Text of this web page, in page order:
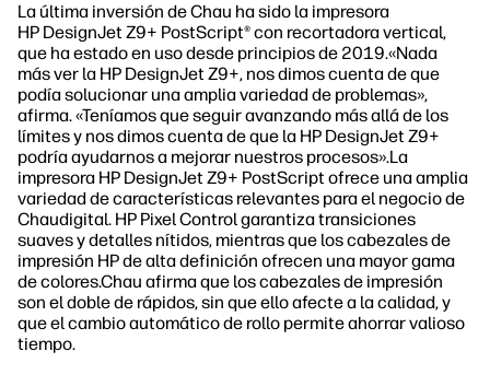
La última inversión de Chau ha sido la impresora
HP DesignJet Z9+ PostScript® con recortadora vertical,
que ha estado en uso desde principios de 2019.«Nada
más ver la HP DesignJet Z9+, nos dimos cuenta de que
podía solucionar una amplia variedad de problemas»,
afirma. «Teníamos que seguir avanzando más allá de los
límites y nos dimos cuenta de que la HP DesignJet Z9+
podría ayudarnos a mejorar nuestros procesos».La
impresora HP DesignJet Z9+ PostScript ofrece una amplia
variedad de características relevantes para el negocio de
Chaudigital. HP Pixel Control garantiza transiciones
suaves y detalles nítidos, mientras que los cabezales de
impresión HP de alta definición ofrecen una mayor gama
de colores.Chau afirma que los cabezales de impresión
son el doble de rápidos, sin que ello afecte a la calidad, y
que el cambio automático de rollo permite ahorrar valioso
tiempo.